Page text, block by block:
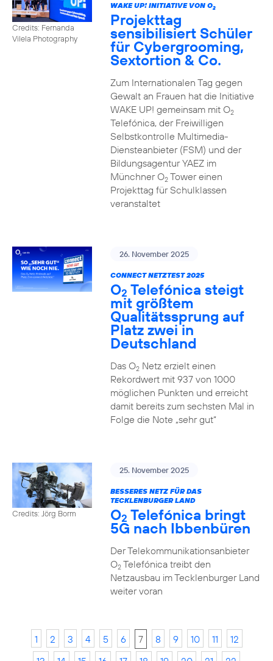
Credits: Fernanda
Vilela Photography
WAKE UP! INITIATIVE VON O2
Projekttag
sensibilisiert Schüler
für Cybergrooming,
Sextortion & Co.
Zum Internationalen Tag gegen
Gewalt an Frauen hat die Initiative
WAKE UP! gemeinsam mit O2
Telefónica, der Freiwilligen
Selbstkontrolle Multimedia-
Diensteanbieter (FSM) und der
Bildungsagentur YAEZ im
Münchner O2Tower einen
Projekttag für Schulklassen
veranstaltet
26. November 2025
CONNECT NETZTEST 2025
O2 Telefónica steigt
mit größtem
Qualitätssprung auf
Platz zwei in
Deutschland
Das O2Netz erzielt einen
Rekordwert mit 937 von 1000
möglichen Punkten und erreicht
damit bereits zum sechsten Mal in
Folge die Note „sehr gut“
Credits: Jörg Borm
25. November 2025
BESSERES NETZ FÜR DAS
TECKLENBURGER LAND
O2 Telefónica bringt
5G nach Ibbenbüren
Der Telekommunikationsanbieter
O2Telefónica treibt den
Netzausbau im Tecklenburger Land
weiter voran
1 2 3 4 5 6 7 8 9 10 11
12